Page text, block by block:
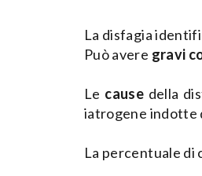
La disfagia
Può avere gravi
Le cause della
iatrogene indotte
La percentuale di